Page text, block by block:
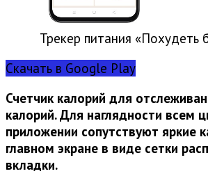
Трекер питания «Похудеть
Скачать в Google Play
Счетчик калорий для
калорий. Для наглядности всем
приложении сопутствуют яркие
главном экране в виде сетки
вкладки.